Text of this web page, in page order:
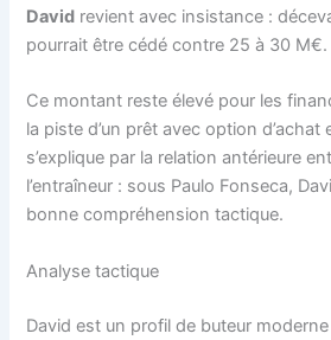
David revient avec insistance :
pourrait être cédé contre 25 à 30 M€.
Ce montant reste élevé pour les
la piste d’un prêt avec option d’achat
s’explique par la relation antérieure
l’entraîneur : sous Paulo Fonseca,
bonne compréhension tactique.
Analyse tactique
David est un profil de buteur